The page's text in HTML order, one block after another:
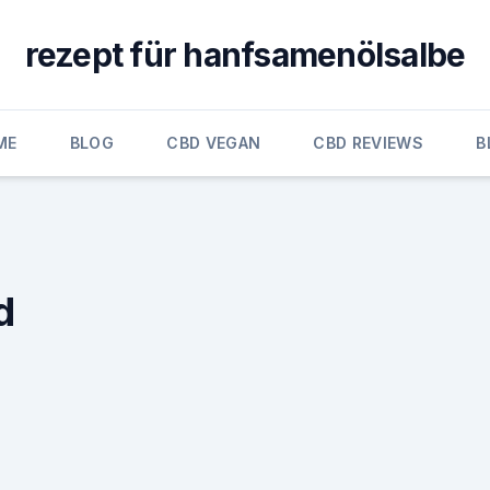
rezept für hanfsamenölsalbe
BLOG CBD VEGAN CBD REVIEWS